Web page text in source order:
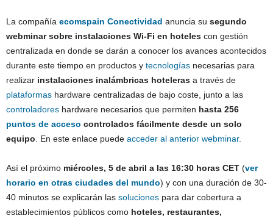
La compañía ecomspain Conectividad anuncia su segundo
webminar sobre instalaciones Wi-Fi en hoteles con gestión
centralizada en donde se darán a conocer los avances acontecidos
durante este tiempo en productos y tecnologías necesarias para
realizar instalaciones inalámbricas hoteleras a través de
plataformas hardware centralizadas de bajo coste, junto a las
controladores hardware necesarios que permiten hasta 256
puntos de acceso controlados fácilmente desde un solo
equipo . En este enlace puede acceder al anterior webminar.
Así el próximo miércoles, 5 de abril a las 16:30 horas CET (ver
horario en otras ciudades del mundo) y con una duración de 30-
40 minutos se explicarán las soluciones para dar cobertura a
establecimientos públicos como hoteles, restaurantes,